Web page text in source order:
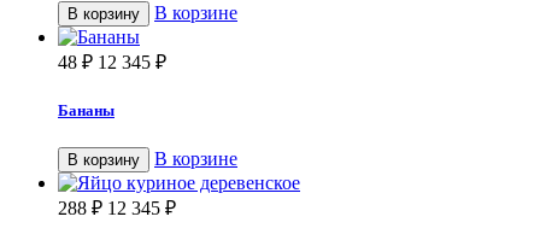
В корзину В корзине
48 ₽ 12 345 ₽
Бананы
В корзину В корзине
288 ₽ 12 345 ₽